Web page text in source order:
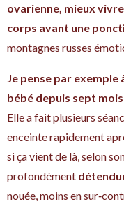
ovarienne, mieux
corps avant une
montagnes russes
Je pense par exemple
bébé depuis sept mois
Elle a fait plusieurs
enceinte rapidement
si ça vient de là, selon
profondément
nouée, moins en